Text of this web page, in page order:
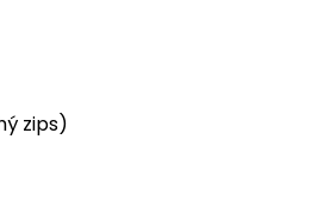
zips)